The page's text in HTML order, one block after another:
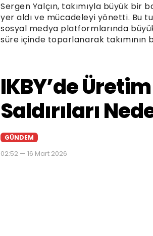
Sergen Yalçın, takımıyla büyük bir
yer aldı ve mücadeleyi yönetti. Bu
sosyal medya platformlarında
süre içinde toparlanarak takımının